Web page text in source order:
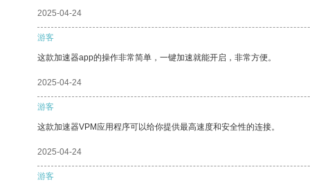
2025-04-24
游客
这款加速器app的操作非常简单，一键加速就能开启，非常方便。
2025-04-24
游客
这款加速器VPM应用程序可以给你提供最高速度和安全性的连接。
2025-04-24
游客